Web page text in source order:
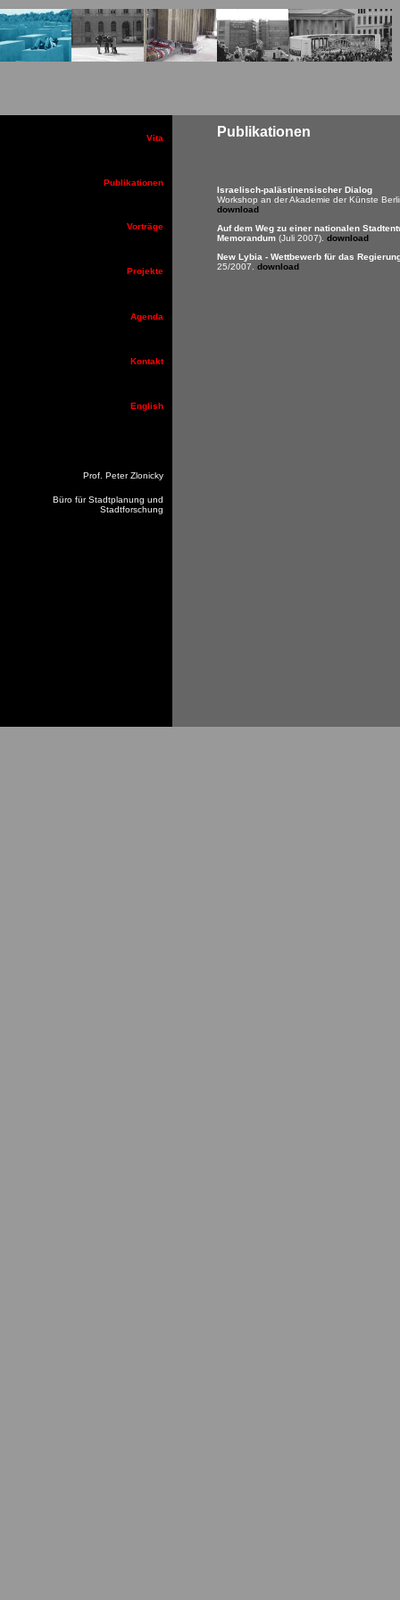
Vita Publikationen
Israelisch-palästinensischer Dialog
Workshop an der Akademie der Künste
download
Auf dem Weg zu einer nationalen
Memorandum (Juli 2007). download
New Lybia - Wettbewerb für das
25/2007. download
Publikationen
Vorträge
Projekte
Agenda
Kontakt
English
Prof. Peter Zlonicky
Büro für Stadtplanung und
Stadtforschung